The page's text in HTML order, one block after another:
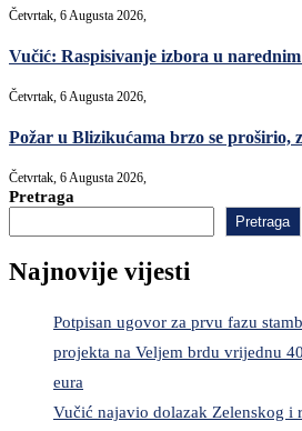
Četvrtak, 6 Augusta 2026,
Vučić: Raspisivanje izbora u
Četvrtak, 6 Augusta 2026,
Požar u Blizikućama brzo se proširio,
Četvrtak, 6 Augusta 2026,
Pretraga
Pretraga
Najnovije vijesti
Potpisan ugovor za prvu fazu
projekta na Veljem brdu vrijednu
eura
Vučić najavio dolazak Zelenskog i